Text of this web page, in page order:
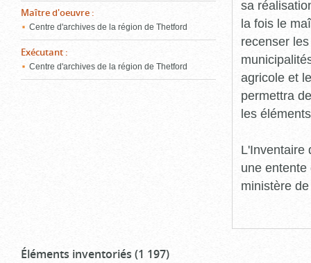
Maître d'oeuvre :
Centre d'archives de la région de Thetford
Exécutant :
Centre d'archives de la région de Thetford
sa
la fois le
recenser
agricole et
permettra
les
L'Inventaire
une
ministère
Éléments inventoriés (1 197)